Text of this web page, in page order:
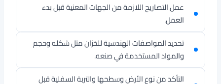
عمل التصاريح اللازمة من الجهات المعنية قبل بدء
العمل.
تحديد المواصفات الهندسية للخزان مثل شكله وحجم
والمواد المستخدمة في صنعه.
التأكد من نوع الأرض وسطحها والتربة السفلية قبل